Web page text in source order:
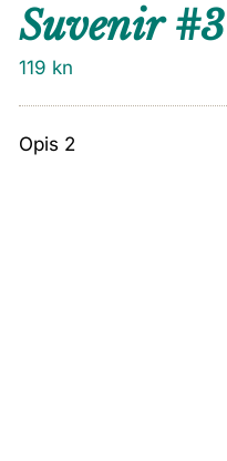
Suvenir #3
119 kn
Opis 2